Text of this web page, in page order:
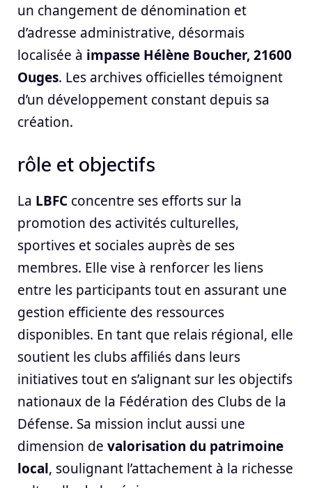
un changement de dénomination et
d’adresse administrative, désormais
localisée à impasse Hélène Boucher, 21600
Ouges. Les archives officielles témoignent
d’un développement constant depuis sa
création.
rôle et objectifs
La LBFC concentre ses efforts sur la
promotion des activités culturelles,
sportives et sociales auprès de ses
membres. Elle vise à renforcer les liens
entre les participants tout en assurant une
gestion efficiente des ressources
disponibles. En tant que relais régional, elle
soutient les clubs affiliés dans leurs
initiatives tout en s’alignant sur les objectifs
nationaux de la Fédération des Clubs de la
Défense. Sa mission inclut aussi une
dimension de valorisation du patrimoine
local, soulignant l’attachement à la richesse